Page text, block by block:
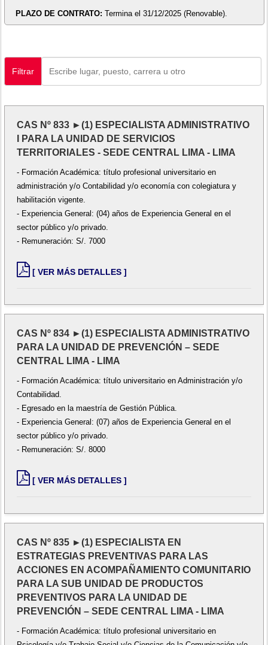
PLAZO DE CONTRATO: Termina el 31/12/2025 (Renovable).
Filtrar
CAS Nº 833 ►(1) ESPECIALISTA ADMINISTRATIVO
I PARA LA UNIDAD DE SERVICIOS
TERRITORIALES - SEDE CENTRAL LIMA - LIMA
- Formación Académica: título profesional universitario en
administración y/o Contabilidad y/o economía con colegiatura y
habilitación vigente.
- Experiencia General: (04) años de Experiencia General en el
sector público y/o privado.
- Remuneración: S/. 7000
[ VER MÁS DETALLES ]
CAS Nº 834 ►(1) ESPECIALISTA ADMINISTRATIVO
PARA LA UNIDAD DE PREVENCIÓN – SEDE
CENTRAL LIMA - LIMA
- Formación Académica: título universitario en Administración y/o
Contabilidad.
- Egresado en la maestría de Gestión Pública.
- Experiencia General: (07) años de Experiencia General en el
sector público y/o privado.
- Remuneración: S/. 8000
[ VER MÁS DETALLES ]
CAS Nº 835 ►(1) ESPECIALISTA EN
ESTRATEGIAS PREVENTIVAS PARA LAS
ACCIONES EN ACOMPAÑAMIENTO COMUNITARIO
PARA LA SUB UNIDAD DE PRODUCTOS
PREVENTIVOS PARA LA UNIDAD DE
PREVENCIÓN – SEDE CENTRAL LIMA - LIMA
- Formación Académica: título profesional universitario en